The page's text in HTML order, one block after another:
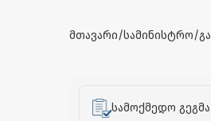
მთავარი/სამინისტრო/
სამოქმედო გეგმა